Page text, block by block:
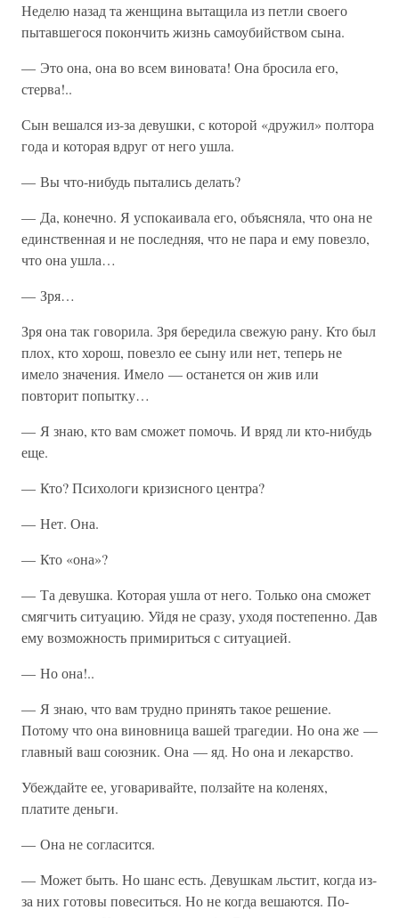
Неделю назад та женщина вытащила из петли своего
пытавшегося покончить жизнь самоубийством сына.
— Это она, она во всем виновата! Она бросила его,
стерва!..
Сын вешался из-за девушки, с которой «дружил» полтора
года и которая вдруг от него ушла.
— Вы что-нибудь пытались делать?
— Да, конечно. Я успокаивала его, объясняла, что она не
единственная и не последняя, что не пара и ему повезло,
что она ушла…
— Зря…
Зря она так говорила. Зря бередила свежую рану. Кто был
плох, кто хорош, повезло ее сыну или нет, теперь не
имело значения. Имело — останется он жив или
повторит попытку…
— Я знаю, кто вам сможет помочь. И вряд ли кто-нибудь
еще.
— Кто? Психологи кризисного центра?
— Нет. Она.
— Кто «она»?
— Та девушка. Которая ушла от него. Только она сможет
смягчить ситуацию. Уйдя не сразу, уходя постепенно. Дав
ему возможность примириться с ситуацией.
— Но она!..
— Я знаю, что вам трудно принять такое решение.
Потому что она виновница вашей трагедии. Но она же —
главный ваш союзник. Она — яд. Но она и лекарство.
Убеждайте ее, уговаривайте, ползайте на коленях,
платите деньги.
— Она не согласится.
— Может быть. Но шанс есть. Девушкам льстит, когда из-
за них готовы повеситься. Но не когда вешаются. По-